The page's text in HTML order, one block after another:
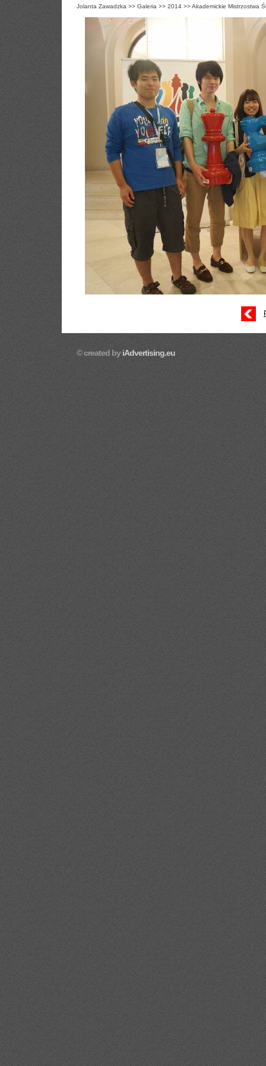
Jolanta Zawadzka >> Galeria >> 2014 >>Akademickie Mistrzostwa
© created byiAdvertising.eu